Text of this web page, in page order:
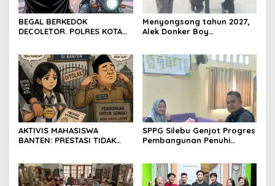
BEGAL BERKEDOK
DECOLETOR. POLRES KOTA
Menyongsong tahun 2027,
Alek Donker Boy
seluruh jajaran untuk terus
meningkatkan
profesionalisme dalam
jurnalistik
AKTIVIS MAHASISWA
BANTEN: PRESTASI TIDAK
SPPG Silebu Genjot Progres
Pembangunan Penuhi